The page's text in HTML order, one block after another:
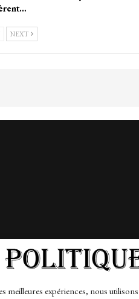
meilleures expériences, nous
NEXT